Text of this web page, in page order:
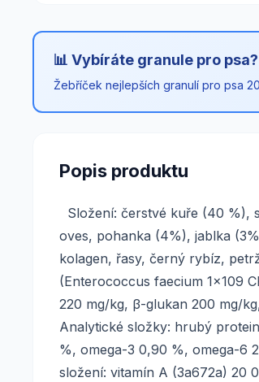
📊 Vybíráte granule pro psa?
Žebříček nejlepších granulí pro psa
Popis produktu
Složení: čerstvé kuře (40 %),
oves, pohanka (4%), jablka
kolagen, řasy, černý rybíz,
(Enterococcus faecium 1x109
220 mg/kg, β-glukan 200 mg/
Analytické složky: hrubý
%, omega-3 0,90 %, omega-6
složení: vitamín A (3a672a) 20